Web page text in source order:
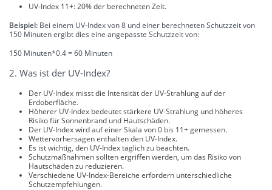
UV-Index 11+: 20% der berechneten Zeit.
Beispiel: Bei einem UV-Index von 8 und einer berechneten Schutzzeit von
150 Minuten ergibt dies eine angepasste Schutzzeit von:
150 Minuten*0.4 = 60 Minuten
2. Was ist der UV-Index?
Der UV-Index misst die Intensität der UV-Strahlung auf der
Erdoberfläche.
Höherer UV-Index bedeutet stärkere UV-Strahlung und höheres
Risiko für Sonnenbrand und Hautschäden.
Der UV-Index wird auf einer Skala von 0 bis 11+ gemessen.
Wettervorhersagen enthalten den UV-Index.
Es ist wichtig, den UV-Index täglich zu beachten.
Schutzmaßnahmen sollten ergriffen werden, um das Risiko von
Hautschäden zu reduzieren.
Verschiedene UV-Index-Bereiche erfordern unterschiedliche
Schutzempfehlungen.